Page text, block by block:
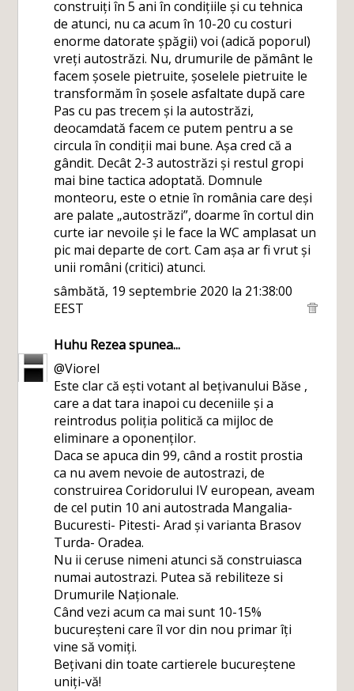
construiți în 5 ani în condițiile și cu tehnica
de atunci, nu ca acum în 10-20 cu costuri
enorme datorate șpăgii) voi (adică poporul)
vreți autostrăzi. Nu, drumurile de pământ le
facem șosele pietruite, șoselele pietruite le
transformăm în șosele asfaltate după care
Pas cu pas trecem și la autostrăzi,
deocamdată facem ce putem pentru a se
circula în condiții mai bune. Așa cred că a
gândit. Decât 2-3 autostrăzi și restul gropi
mai bine tactica adoptată. Domnule
monteoru, este o etnie în românia care deși
are palate „autostrăzi”, doarme în cortul din
curte iar nevoile și le face la WC amplasat un
pic mai departe de cort. Cam așa ar fi vrut și
unii români (critici) atunci.
sâmbătă, 19 septembrie 2020 la 21:38:00
EEST
Huhu Rezeaspunea...
@Viorel
Este clar că ești votant al bețivanului Băse ,
care a dat tara inapoi cu deceniile și a
reintrodus poliția politică ca mijloc de
eliminare a oponenților.
Daca se apuca din 99, când a rostit prostia
ca nu avem nevoie de autostrazi, de
construirea Coridorului IV european, aveam
de cel putin 10 ani autostrada Mangalia-
Bucuresti- Pitesti- Arad și varianta Brasov
Turda- Oradea.
Nu ii ceruse nimeni atunci să construiasca
numai autostrazi. Putea să rebiliteze si
Drumurile Naționale.
Când vezi acum ca mai sunt 10-15%
bucureșteni care îl vor din nou primar îți
vine să vomiți.
Bețivani din toate cartierele bucureștene
uniți-vă!